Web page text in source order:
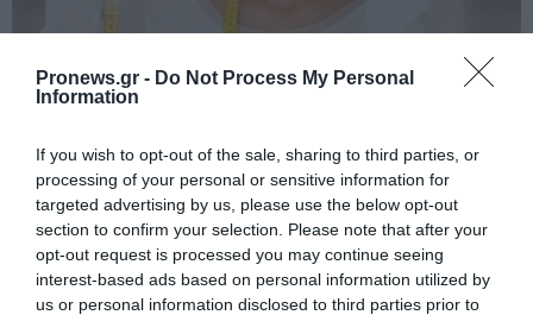
Pronews.gr - Do Not Process My Personal
Information
If you wish to opt-out of the sale, sharing to third parties, or
processing of your personal or sensitive information for
targeted advertising by us, please use the below opt-out
section to confirm your selection. Please note that after your
opt-out request is processed you may continue seeing
interest-based ads based on personal information utilized by
us or personal information disclosed to third parties prior to
PRONEWS.GR / ΥΓΕΙΑ
Όσα αποκαλύπτει για την υγεία μας η
περίμετρος του λαιμού – Πότε
θεωρείται αυξημένη
10.08.2026 | 19:15